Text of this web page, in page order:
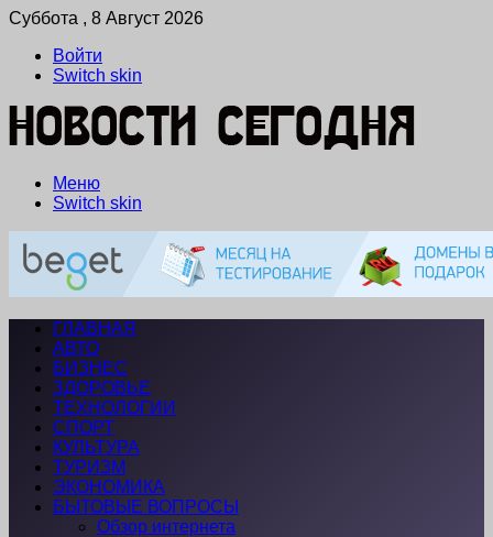
Суббота , 8 Август 2026
Войти
Switch skin
Меню
Switch skin
ГЛАВНАЯ
АВТО
БИЗНЕС
ЗДОРОВЬЕ
ТЕХНОЛОГИИ
СПОРТ
КУЛЬТУРА
ТУРИЗМ
ЭКОНОМИКА
БЫТОВЫЕ ВОПРОСЫ
Обзор интернета